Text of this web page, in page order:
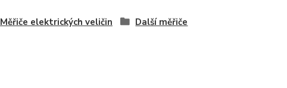
Měřiče elektrických veličin Další měřiče